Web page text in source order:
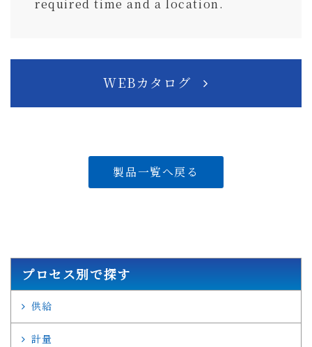
required time and a location.
WEBカタログ
製品一覧へ戻る
プロセス別で探す
供給
計量